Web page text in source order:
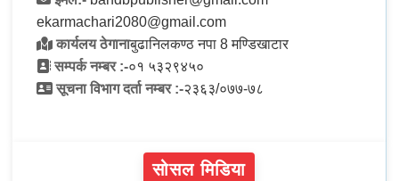
ekarmachari2080@gmail.com
कार्यलय ठेगानाबुढानिलकण्ठ नपा 8 मण्डिखाटार
सम्पर्क नम्बर :-०१ ५३२९४५०
सूचना विभाग दर्ता नम्बर :-२३६३/०७७-७८
सोसल मिडिया